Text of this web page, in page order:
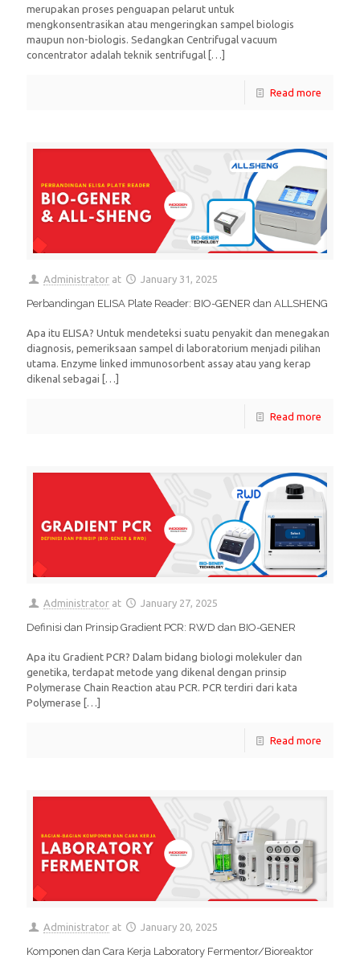
merupakan proses penguapan pelarut untuk
mengkonsentrasikan atau mengeringkan sampel biologis
maupun non-biologis. Sedangkan Centrifugal vacuum
concentrator adalah teknik sentrifugal […]
Read more
Administrator at January 31, 2025
Perbandingan ELISA Plate Reader: BIO-GENER dan ALLSHENG
Apa itu ELISA? Untuk mendeteksi suatu penyakit dan menegakan
diagnosis, pemeriksaan sampel di laboratorium menjadi pilihan
utama. Enzyme linked immunosorbent assay atau yang kerap
dikenal sebagai […]
Read more
Administrator at January 27, 2025
Definisi dan Prinsip Gradient PCR: RWD dan BIO-GENER
Apa itu Gradient PCR? Dalam bidang biologi molekuler dan
genetika, terdapat metode yang dikenal dengan prinsip
Polymerase Chain Reaction atau PCR. PCR terdiri dari kata
Polymerase […]
Read more
Administrator at January 20, 2025
Komponen dan Cara Kerja Laboratory Fermentor/Bioreaktor